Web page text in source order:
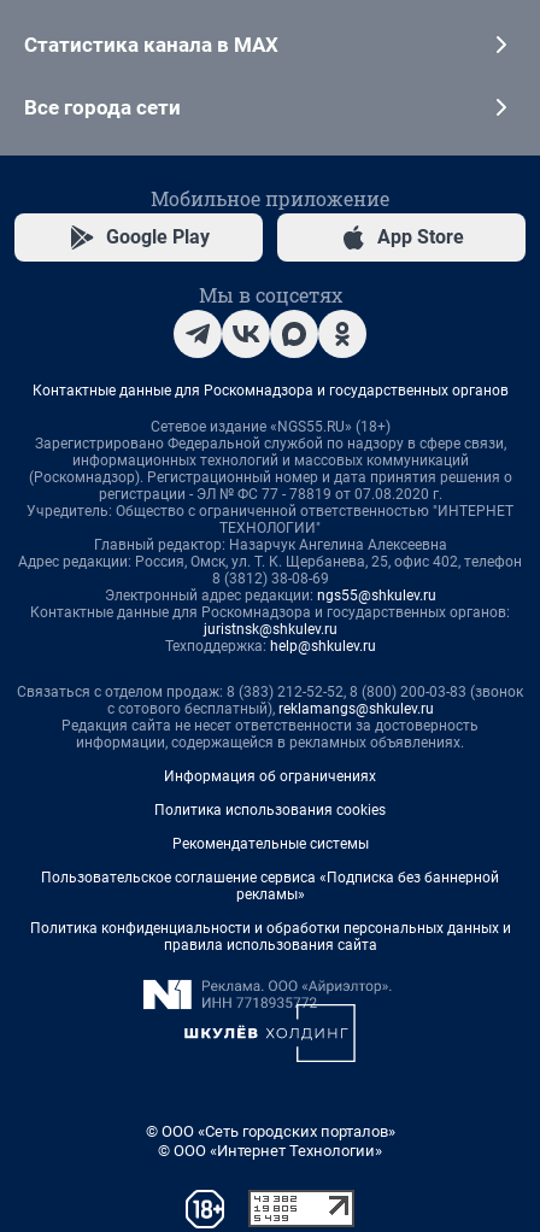
Статистика канала в MAX
Все города сети
Мобильное приложение
Google Play App Store
Мы в соцсетях
Контактные данные для Роскомнадзора и государственных органов
Сетевое издание «NGS55.RU» (18+)
Зарегистрировано Федеральной службой по надзору в сфере связи,
информационных технологий и массовых коммуникаций
(Роскомнадзор). Регистрационный номер и дата принятия решения о
регистрации - ЭЛ № ФС 77 - 78819 от 07.08.2020 г.
Учредитель: Общество с ограниченной ответственностью "ИНТЕРНЕТ
ТЕХНОЛОГИИ"
Главный редактор: Назарчук Ангелина Алексеевна
Адрес редакции: Россия, Омск, ул. Т. К. Щербанева, 25, офис 402, телефон
8 (3812) 38-08-69
Электронный адрес редакции: ngs55@shkulev.ru
Контактные данные для Роскомнадзора и государственных органов:
juristnsk@shkulev.ru
Техподдержка: help@shkulev.ru
Связаться с отделом продаж: 8 (383) 212-52-52, 8 (800) 200-03-83 (звонок
с сотового бесплатный), reklamangs@shkulev.ru
Редакция сайта не несет ответственности за достоверность
информации, содержащейся в рекламных объявлениях.
Информация об ограничениях
Политика использования cookies
Рекомендательные системы
Пользовательское соглашение сервиса «Подписка без баннерной
рекламы»
Политика конфиденциальности и обработки персональных данных и
правила использования сайта
© ООО «Сеть городских порталов»
© ООО «Интернет Технологии»